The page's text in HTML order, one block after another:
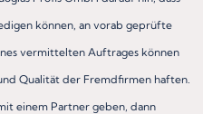
können, an vorab geprüfte
vermittelten Auftrages können
Qualität der Fremdfirmen haften.
einem Partner geben, dann